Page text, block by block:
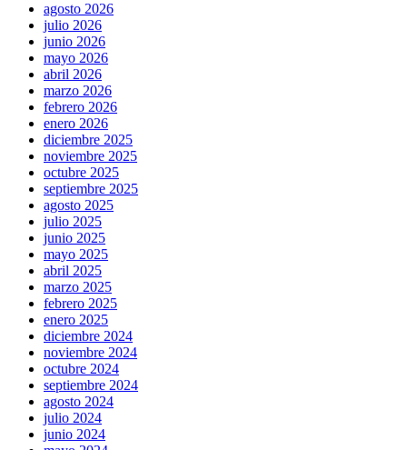
agosto 2026
julio 2026
junio 2026
mayo 2026
abril 2026
marzo 2026
febrero 2026
enero 2026
diciembre 2025
noviembre 2025
octubre 2025
septiembre 2025
agosto 2025
julio 2025
junio 2025
mayo 2025
abril 2025
marzo 2025
febrero 2025
enero 2025
diciembre 2024
noviembre 2024
octubre 2024
septiembre 2024
agosto 2024
julio 2024
junio 2024